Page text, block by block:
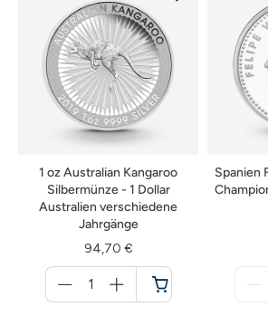
1 oz Australian Kangaroo
Silbermünze - 1 Dollar
Australien verschiedene
Jahrgänge
94,70 €
für
Warenkorb
Spanien